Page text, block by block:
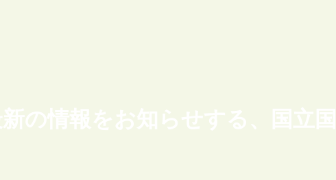
の情報をお知らせする、国立